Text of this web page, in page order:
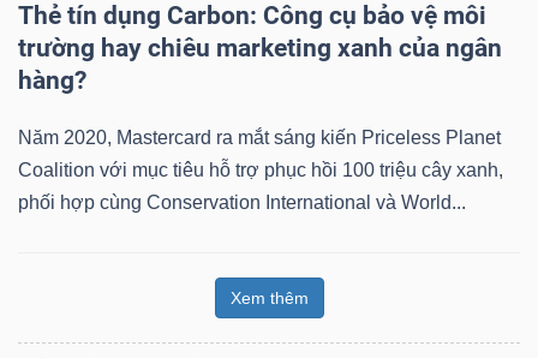
Thẻ tín dụng Carbon: Công cụ bảo vệ môi
trường hay chiêu marketing xanh của ngân
hàng?
Năm 2020, Mastercard ra mắt sáng kiến Priceless Planet
Coalition với mục tiêu hỗ trợ phục hồi 100 triệu cây xanh,
phối hợp cùng Conservation International và World...
Xem thêm